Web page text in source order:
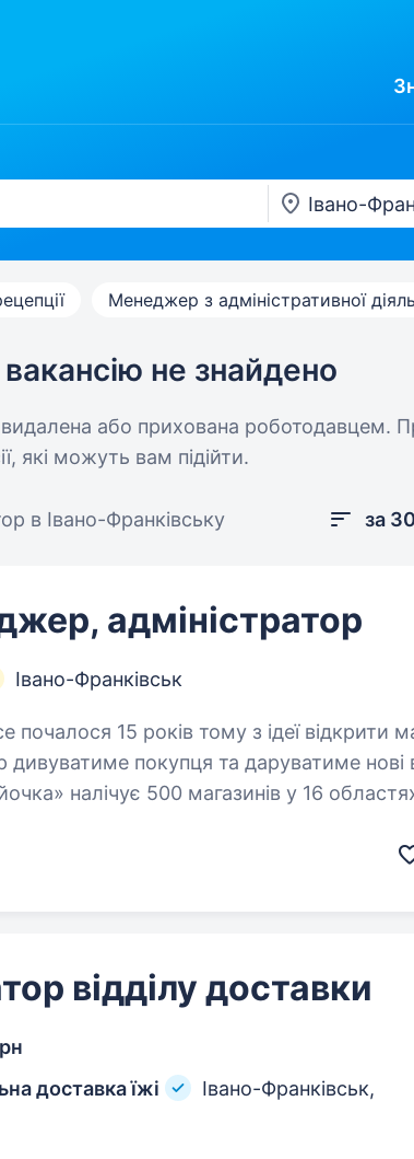
Менеджер з адміністративної
не знайдено
видалена або прихована роботодавцем.
які можуть вам підійти.
в Івано-Франківську за
адміністратор
Івано-Франківськ
покупця та даруватиме нові
налічує 500 магазинів у 16
відділу доставки
доставка їжі
Івано-Франківськ,